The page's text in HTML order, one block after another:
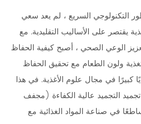
التكنولوجي السريع ، لم يعد سعي
يقتصر على الأساليب التقليدية. مع
الوعي الصحي ، أصبح كيفية الحفاظ
ولون الطعام مع تحقيق الحفاظ
كبيرًا في مجال علوم الأغذية. في هذا
التجميد عالية الكفاءة (مجفف
في صناعة المواد الغذائية مع